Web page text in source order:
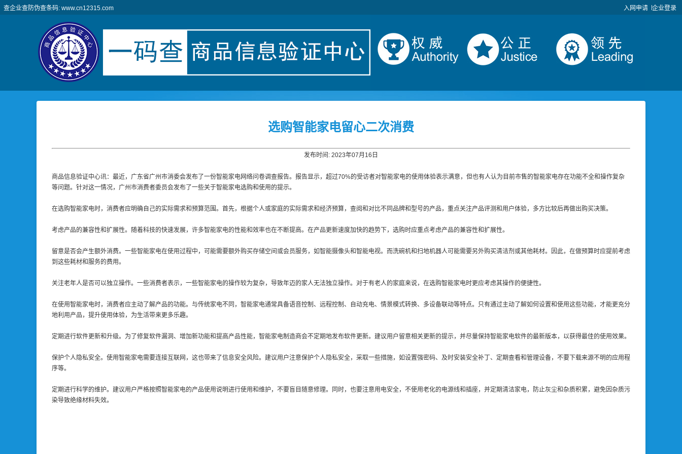
查企业查防伪查条码: www.cn12315.com 入网申请 企业登录
选购智能家电留心二次消费
发布时间: 2023年07月16日
商品信息验证中心讯：最近，广东省广州市消委会发布了一份智能家电网络问卷调查报告。报告显示，超过70%的受访者对智能家电的使用体验表示满意，但也有人认为目前市售的智能家电存在功能不全和操作复杂
等问题。针对这一情况，广州市消费者委员会发布了一些关于智能家电选购和使用的提示。
在选购智能家电时，消费者应明确自己的实际需求和预算范围。首先，根据个人或家庭的实际需求和经济预算，查阅和对比不同品牌和型号的产品，重点关注产品评测和用户体验，多方比较后再做出购买决策。
考虑产品的兼容性和扩展性。随着科技的快速发展，许多智能家电的性能和效率也在不断提高。在产品更新速度加快的趋势下，选购时应重点考虑产品的兼容性和扩展性。
留意是否会产生额外消费。一些智能家电在使用过程中，可能需要额外购买存储空间或会员服务，如智能摄像头和智能电视。而洗碗机和扫地机器人可能需要另外购买清洁剂或其他耗材。因此，在做预算时应提前考虑
到这些耗材和服务的费用。
关注老年人是否可以独立操作。一些消费者表示，一些智能家电的操作较为复杂，导致年迈的家人无法独立操作。对于有老人的家庭来说，在选购智能家电时更应考虑其操作的便捷性。
在使用智能家电时，消费者应主动了解产品的功能。与传统家电不同，智能家电通常具备语音控制、远程控制、自动充电、情景模式转换、多设备联动等特点。只有通过主动了解如何设置和使用这些功能，才能更充分
地利用产品，提升使用体验，为生活带来更多乐趣。
定期进行软件更新和升级。为了修复软件漏洞、增加新功能和提高产品性能，智能家电制造商会不定期地发布软件更新。建议用户留意相关更新的提示，并尽量保持智能家电软件的最新版本，以获得最佳的使用效果。
保护个人隐私安全。使用智能家电需要连接互联网，这也带来了信息安全风险。建议用户注意保护个人隐私安全，采取一些措施，如设置强密码、及时安装安全补丁、定期查看和管理设备，不要下载来源不明的应用程
序等。
定期进行科学的维护。建议用户严格按照智能家电的产品使用说明进行使用和维护，不要盲目随意修理。同时，也要注意用电安全，不使用老化的电源线和插座，并定期清洁家电，防止灰尘和杂质积累，避免因杂质污
染导致绝缘材料失效。